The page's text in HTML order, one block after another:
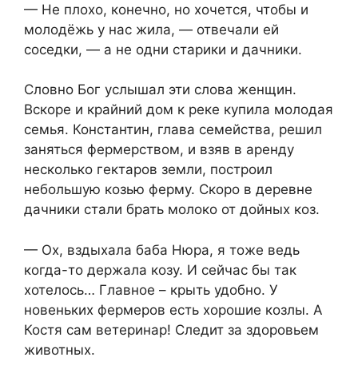
— Не плохо, конечно, но хочется, чтобы и
молодёжь у нас жила, — отвечали ей
соседки, — а не одни старики и дачники.
Словно Бог услышал эти слова женщин.
Вскоре и крайний дом к реке купила молодая
семья. Константин, глава семейства, решил
заняться фермерством, и взяв в аренду
несколько гектаров земли, построил
небольшую козью ферму. Скоро в деревне
дачники стали брать молоко от дойных коз.
— Ох, вздыхала баба Нюра, я тоже ведь
когда-то держала козу. И сейчас бы так
хотелось… Главное – крыть удобно. У
новеньких фермеров есть хорошие козлы. А
Костя сам ветеринар! Следит за здоровьем
животных.